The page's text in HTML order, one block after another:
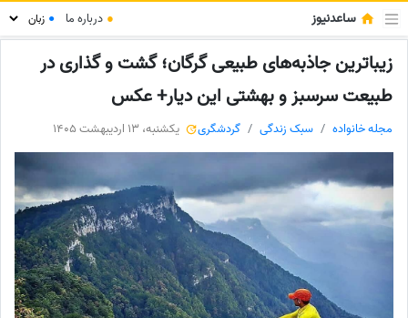
ساعدنیوز ● درباره ما ●
زیباترین جاذبه‌های طبیعی گرگان؛ گشت و گذاری در
طبیعت سرسبز و بهشتی این دیار+ عکس
مجله خانواده سبک زندگی گردشگری یکشنبه، 13 اردیبهشت 1405